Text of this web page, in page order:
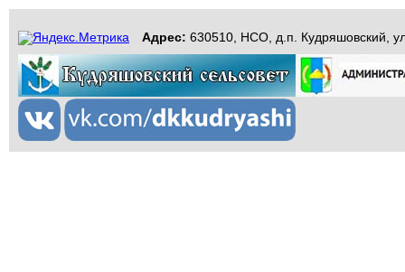
Адрес: 630510, НСО, д.п. Кудряшовский,